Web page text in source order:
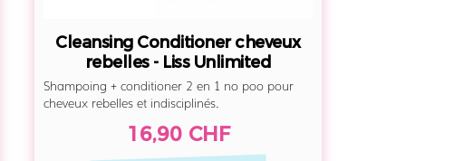
Cleansing Conditioner cheveux
rebelles - Liss Unlimited
Shampoing + conditioner 2 en 1 no poo pour
cheveux rebelles et indisciplinés.
16,90 CHF